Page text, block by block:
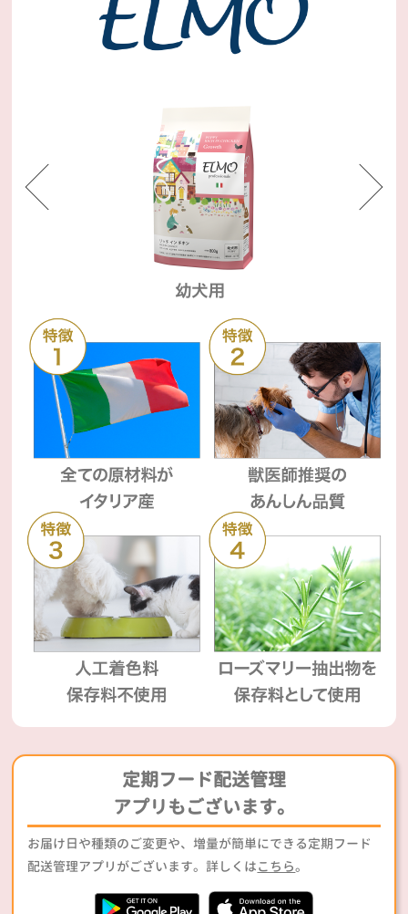
定期フード配送管理
アプリもございます。
お届け日や種類のご変更や、増量が簡単にできる定期フード
配送管理アプリがございます。詳しくはこちら。